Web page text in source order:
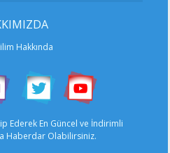
Hakkında
Ederek En Güncel ve İndirimli
Haberdar Olabilirsiniz.